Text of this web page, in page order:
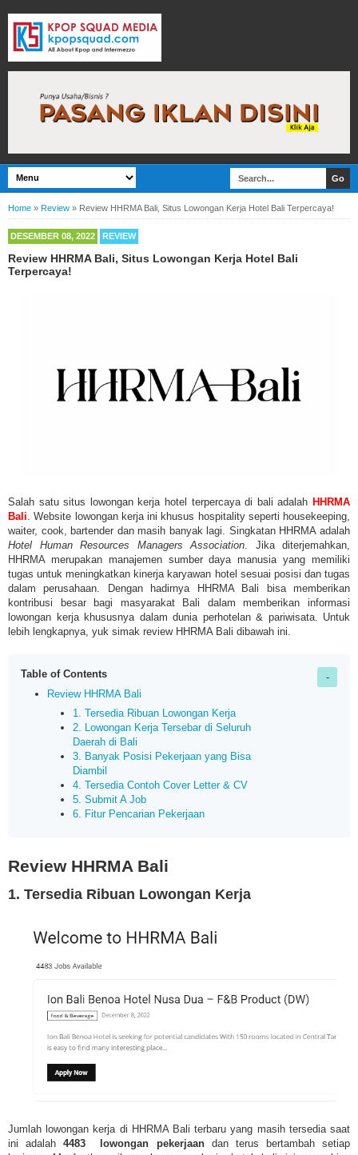
Home » Review » Review HHRMA Bali, Situs Lowongan Kerja Hotel Bali Terpercaya!
DESEMBER 08, 2022 REVIEW
Review HHRMA Bali, Situs Lowongan Kerja Hotel Bali
Terpercaya!
Salah satu situs lowongan kerja hotel terpercaya di bali adalah HHRMA
Bali . Website lowongan kerja ini khusus hospitality seperti housekeeping,
waiter, cook, bartender dan masih banyak lagi. Singkatan HHRMA adalah
Hotel Human Resources Managers Association . Jika diterjemahkan,
HHRMA merupakan manajemen sumber daya manusia yang memiliki
tugas untuk meningkatkan kinerja karyawan hotel sesuai posisi dan tugas
dalam perusahaan. Dengan hadirnya HHRMA Bali bisa memberikan
kontribusi besar bagi masyarakat Bali dalam memberikan informasi
lowongan kerja khususnya dalam dunia perhotelan & pariwisata. Untuk
lebih lengkapnya, yuk simak review HHRMA Bali dibawah ini.
Table of Contents
Review HHRMA Bali
1. Tersedia Ribuan Lowongan Kerja
2. Lowongan Kerja Tersebar di Seluruh
Daerah di Bali
3. Banyak Posisi Pekerjaan yang Bisa
Diambil
4. Tersedia Contoh Cover Letter & CV
5. Submit A Job
6. Fitur Pencarian Pekerjaan
Review HHRMA Bali
1. Tersedia Ribuan Lowongan Kerja
Jumlah lowongan kerja di HHRMA Bali terbaru yang masih tersedia saat
ini adalah4483 lowongan pekerjaandan terus bertambah setiap